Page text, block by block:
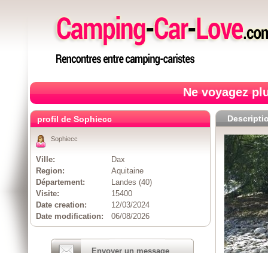
Ne voyagez
profil de Sophiecc
Sophiecc
Ville:
Dax
Region:
Aquitaine
Département:
Landes (40)
Visite:
15400
Date creation:
12/03/2024
Date modification:
06/08/2026
Envoyer un message